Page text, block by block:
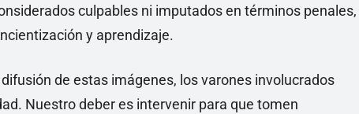
culpables ni imputados en términos penales,
y aprendizaje.
de estas imágenes, los varones involucrados
Nuestro deber es intervenir para que tomen